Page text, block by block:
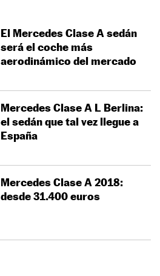
El Mercedes Clase A sedán
será el coche más
aerodinámico del mercado
Mercedes Clase A L Berlina:
el sedán que tal vez llegue a
España
Mercedes Clase A 2018:
desde 31.400 euros